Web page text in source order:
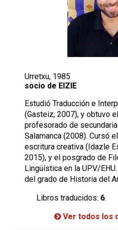
Urretxu, 1985
socio de EIZIE
Estudió Traducción e
(Gasteiz, 2007), y obtuvo
profesorado de
Salamanca (2008). Cursó
escritura creativa (Idazle
2015), y el posgrado de
Lingüística en la UPV/
del grado de Historia del
Libros traducidos: 6.
Ver todos los